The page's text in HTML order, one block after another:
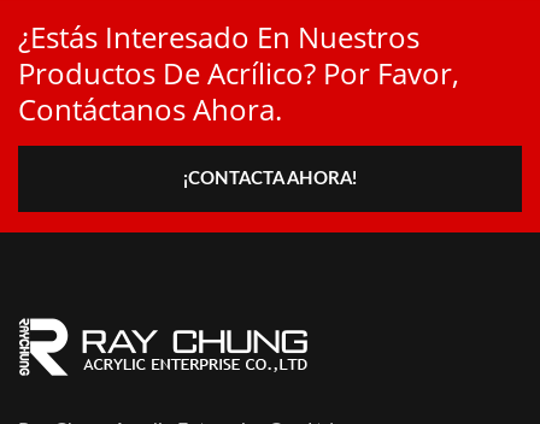
¿Estás Interesado En Nuestros
Productos De Acrílico? Por Favor,
Contáctanos Ahora.
¡CONTACTA AHORA!